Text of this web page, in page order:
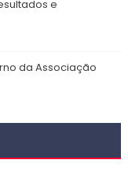
e
da Associação